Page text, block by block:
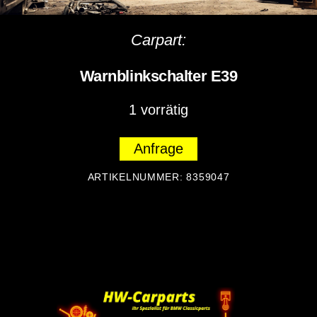
Carpart:
Warnblinkschalter E39
1 vorrätig
Anfrage
ARTIKELNUMMER:8359047